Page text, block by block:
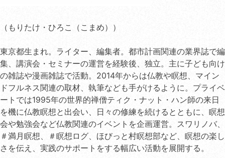
（もりたけ・ひろこ（こまめ））
東京都生まれ。ライター、編集者。都市計画関連の業界誌で編
集、講演会・セミナーの運営を経験後、独立。主に子ども向け
の雑誌や漫画雑誌で活動。2014年からは仏教や瞑想、マイン
ドフルネス関連の取材、執筆なども手がけるように。プライベ
ートでは1995年の世界的禅僧ティク・ナット・ハン師の来日
を機に仏教瞑想と出会い、日々の修練を続けるとともに、瞑想
会や勉強会など仏教関連のイベントを企画運営。スワリノバ、
＃満月瞑想、＃瞑想ログ、ほびっと村瞑想部など、瞑想の楽し
さを伝え、実践のサポートをする幅広い活動を展開する。